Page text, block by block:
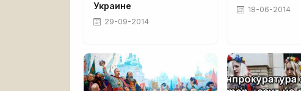
Украине
29-09-2014
18-06-2014